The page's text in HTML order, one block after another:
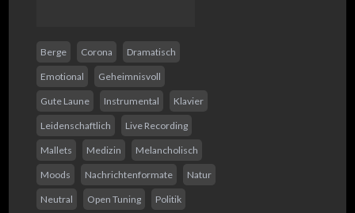
Berge Corona Dramatisch
Emotional Geheimnisvoll
Gute Laune Instrumental Klavier
Leidenschaftlich Live Recording
Mallets Medizin Melancholisch
Moods Nachrichtenformate Natur
Neutral Open Tuning Politik